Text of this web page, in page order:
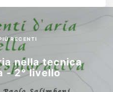
RECENTI
nella tecnica
- 2° livello